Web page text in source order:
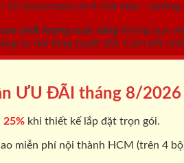
10 showroom và 4 nhà máy -
chất lượng cuộc sống thông qua
sự hài lòng tuyệt đối. Cam kết
ƯU ĐÃI tháng 8/2026
25% khi thiết kế lắp đặt trọn gói.
miễn phí nội thành HCM (trên 4